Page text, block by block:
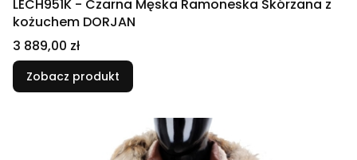
LECH951K - Czarna Męska Ramoneska Skórzana z
kożuchem DORJAN
Cena
3 889,00 zł
Zobacz produkt